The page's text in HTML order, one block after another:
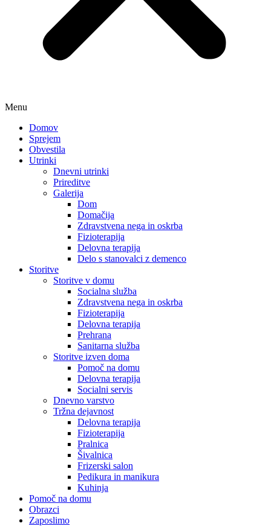
Menu
Domov
Sprejem
Obvestila
Utrinki
Dnevni utrinki
Prireditve
Galerija
Dom
Domačija
Zdravstvena nega in oskrba
Fizioterapija
Delovna terapija
Delo s stanovalci z demenco
Storitve
Storitve v domu
Socialna služba
Zdravstvena nega in oskrba
Fizioterapija
Delovna terapija
Prehrana
Sanitarna služba
Storitve izven doma
Pomoč na domu
Delovna terapija
Socialni servis
Dnevno varstvo
Tržna dejavnost
Delovna terapija
Fizioterapija
Pralnica
Šivalnica
Frizerski salon
Pedikura in manikura
Kuhinja
Pomoč na domu
Obrazci
Zaposlimo